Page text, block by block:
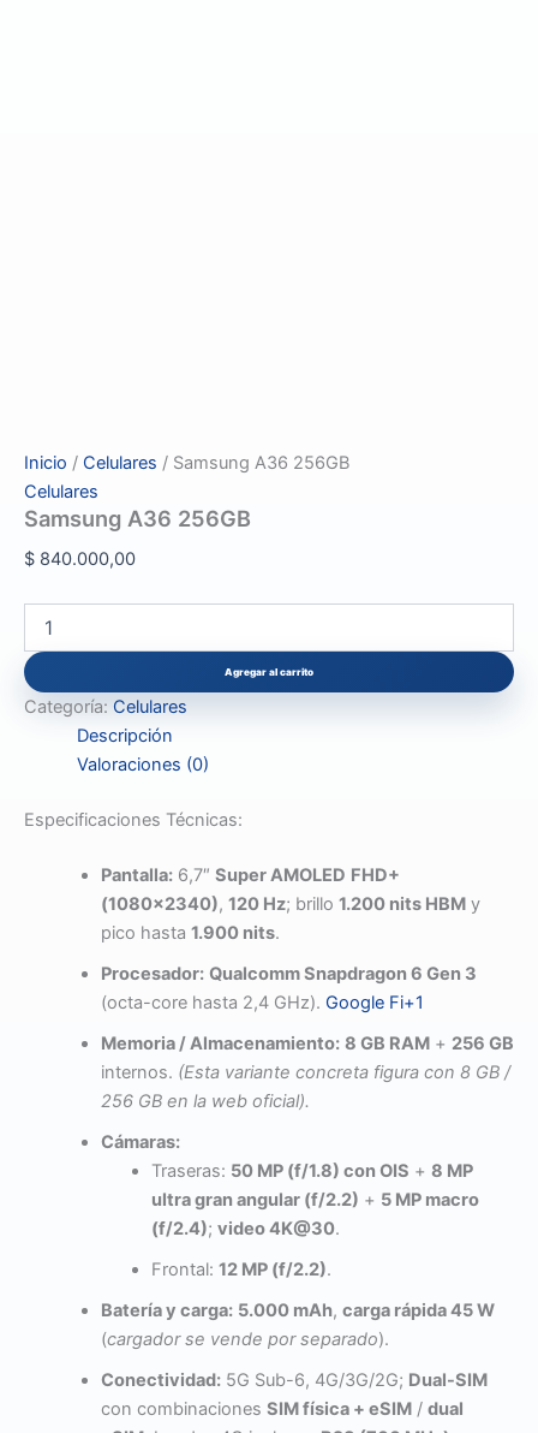
Inicio / Celulares / Samsung A36 256GB
Celulares
Samsung A36 256GB
$ 840.000,00
A36
256GB
cantidad
Agregar al carrito
Categoría: Celulares
Descripción
Valoraciones (0)
Especificaciones Técnicas:
Pantalla:6,7″ Super AMOLED FHD+
(1080×2340), 120 Hz; brillo 1.200 nits HBMy
pico hasta 1.900 nits.
Procesador: Qualcomm Snapdragon 6 Gen 3
(octa-core hasta 2,4 GHz). Google Fi+1
Memoria / Almacenamiento: 8 GB RAM+ 256 GB
internos. (Esta variante concreta figura con 8 GB /
256 GB en la web oficial).
Cámaras:
Traseras: 50 MP (f/1.8) con OIS + 8 MP
ultra gran angular (f/2.2) + 5 MP macro
(f/2.4); video 4K@30.
Frontal: 12 MP (f/2.2).
Batería y carga: 5.000 mAh, carga rápida 45 W
(cargador se vende por separado).
Conectividad:5G Sub-6, 4G/3G/2G; Dual-SIM
con combinaciones SIM física + eSIM/ dual